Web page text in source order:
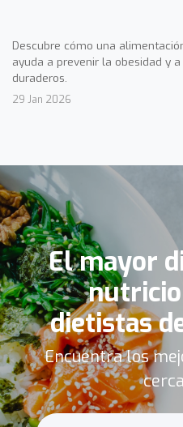
Descubre cómo una
ayuda a prevenir la obesidad y
duraderos.
29 Jan 2026
El mayor
dietistas
Encuentra los